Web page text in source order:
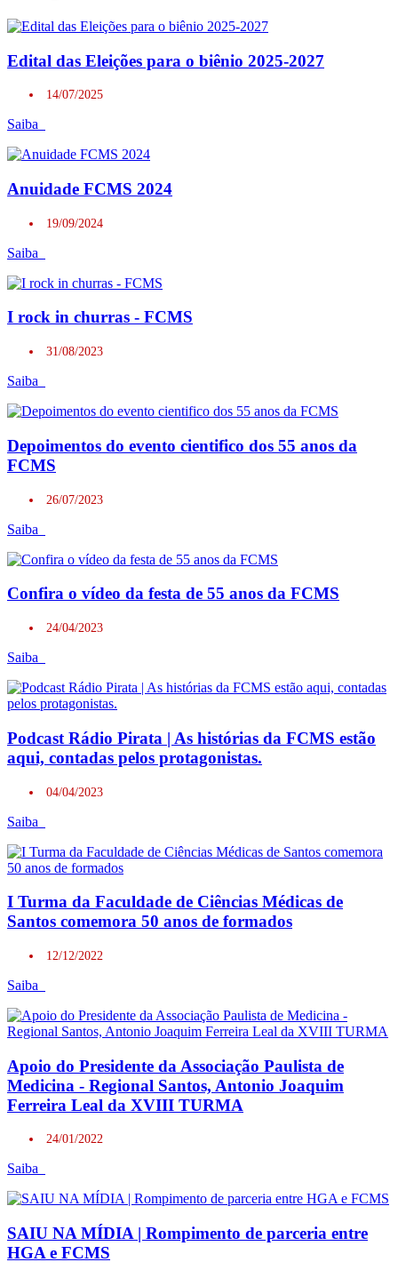
Edital das Eleições para o biênio 2025-2027
14/07/2025
Saiba
Anuidade FCMS 2024
19/09/2024
Saiba
I rock in churras - FCMS
31/08/2023
Saiba
Depoimentos do evento cientifico dos 55 anos da
FCMS
26/07/2023
Saiba
Confira o vídeo da festa de 55 anos da FCMS
24/04/2023
Saiba
Podcast Rádio Pirata | As histórias da FCMS estão
aqui, contadas pelos protagonistas.
04/04/2023
Saiba
I Turma da Faculdade de Ciências Médicas de
Santos comemora 50 anos de formados
12/12/2022
Saiba
Apoio do Presidente da Associação Paulista de
Medicina - Regional Santos, Antonio Joaquim
Ferreira Leal da XVIII TURMA
24/01/2022
Saiba
SAIU NA MÍDIA | Rompimento de parceria entre
HGA e FCMS